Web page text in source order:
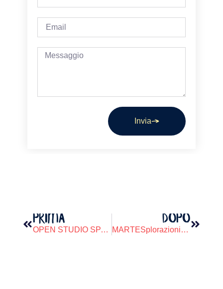
Invia
PRIMA
OPEN STUDIO SPAZIO LUCE
DOPO
MARTESplorazioni: gruppo aperto di Arteterapia del martedì